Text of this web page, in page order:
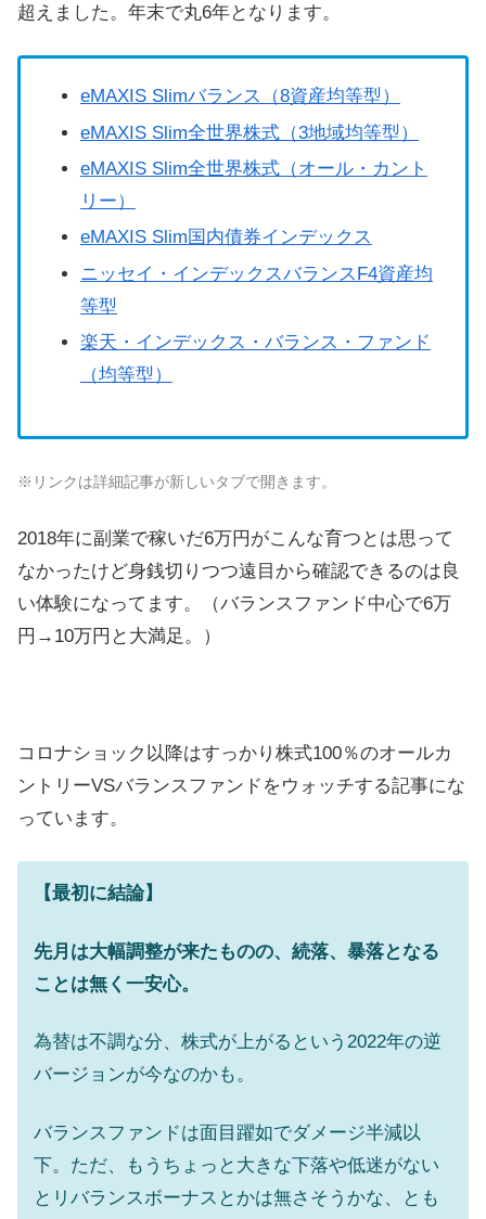
超えました。年末で丸6年となります。
eMAXIS Slimバランス（8資産均等型）
eMAXIS Slim全世界株式（3地域均等型）
eMAXIS Slim全世界株式（オール・カント
リー）
eMAXIS Slim国内債券インデックス
ニッセイ・インデックスバランスF4資産均
等型
楽天・インデックス・バランス・ファンド
（均等型）
※リンクは詳細記事が新しいタブで開きます。
2018年に副業で稼いだ6万円がこんな育つとは思って
なかったけど身銭切りつつ遠目から確認できるのは良
い体験になってます。（バランスファンド中心で6万
円→10万円と大満足。）
コロナショック以降はすっかり株式100％のオールカ
ントリーVSバランスファンドをウォッチする記事にな
っています。
【最初に結論】
先月は大幅調整が来たものの、続落、暴落となる
ことは無く一安心。
為替は不調な分、株式が上がるという2022年の逆
バージョンが今なのかも。
バランスファンドは面目躍如でダメージ半減以
下。ただ、もうちょっと大きな下落や低迷がない
とリバランスボーナスとかは無さそうかな、とも